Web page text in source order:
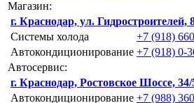
Магазин:
г. Краснодар, ул. Гидростроителей,
Системы холода
+7 (918)
Автокондиционирование +7 (918) 0-
Автосервис:
г. Краснодар, Ростовское Шоссе, 34/
Автокондиционирование +7 (988)